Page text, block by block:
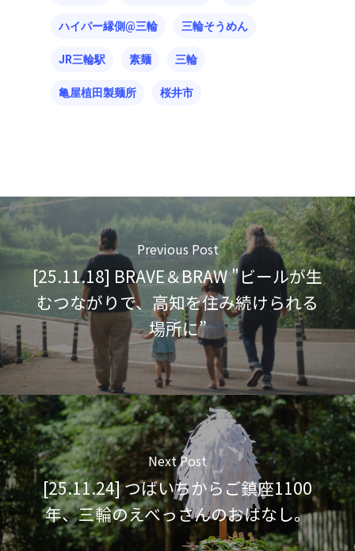
ハイパー縁側@三輪 三輪そうめん
JR三輪駅 素麺 三輪
亀屋植田製麺所 桜井市
Previous Post
[25.11.18] BRAVE＆BRAW "ビールが生
むつながりで、高知を住み続けられる
場所に”
Next Post
[25.11.24] つばいちからご鎮座1100
年、三輪のえべっさんのおはなし。